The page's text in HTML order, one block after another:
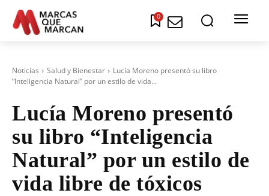
0
Noticias Salud y Bienestar
Lucía Moreno presentó su libro
“Inteligencia Natural” por un estilo de vida...
Lucía Moreno presentó
su libro “Inteligencia
Natural” por un estilo de
vida libre de tóxicos